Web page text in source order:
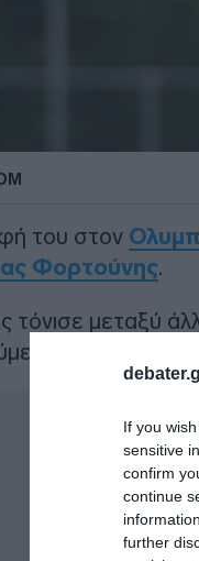
If you
sensitive
confirm
continue
further
του στον
Φορτούνης.
τόνισε μεταξύ
που